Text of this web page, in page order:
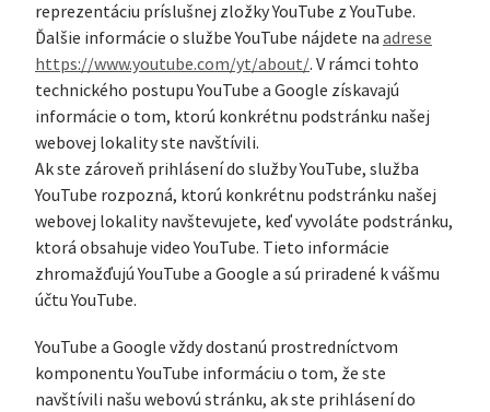
reprezentáciu príslušnej zložky YouTube z YouTube.
Ďalšie informácie o službe YouTube nájdete na adrese
https://www.youtube.com/yt/about/. V rámci tohto
technického postupu YouTube a Google získavajú
informácie o tom, ktorú konkrétnu podstránku našej
webovej lokality ste navštívili.
Ak ste zároveň prihlásení do služby YouTube, služba
YouTube rozpozná, ktorú konkrétnu podstránku našej
webovej lokality navštevujete, keď vyvoláte podstránku,
ktorá obsahuje video YouTube. Tieto informácie
zhromažďujú YouTube a Google a sú priradené k vášmu
účtu YouTube.
YouTube a Google vždy dostanú prostredníctvom
komponentu YouTube informáciu o tom, že ste
navštívili našu webovú stránku, ak ste prihlásení do